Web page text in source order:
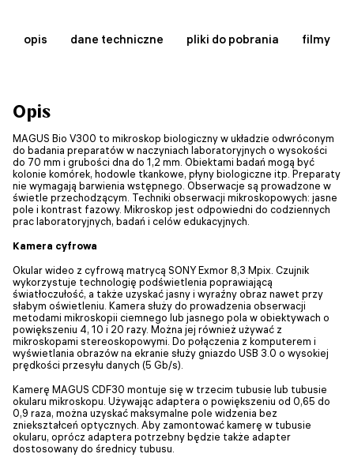
opis dane techniczne pliki do pobrania filmy
Opis
MAGUS Bio V300 to mikroskop biologiczny w układzie odwróconym
do badania preparatów w naczyniach laboratoryjnych o wysokości
do 70 mm i grubości dna do 1,2 mm. Obiektami badań mogą być
kolonie komórek, hodowle tkankowe, płyny biologiczne itp. Preparaty
nie wymagają barwienia wstępnego. Obserwacje są prowadzone w
świetle przechodzącym. Techniki obserwacji mikroskopowych: jasne
pole i kontrast fazowy. Mikroskop jest odpowiedni do codziennych
prac laboratoryjnych, badań i celów edukacyjnych.
Kamera cyfrowa
Okular wideo z cyfrową matrycą SONY Exmor 8,3 Mpix. Czujnik
wykorzystuje technologię podświetlenia poprawiającą
światłoczułość, a także uzyskać jasny i wyraźny obraz nawet przy
słabym oświetleniu. Kamera służy do prowadzenia obserwacji
metodami mikroskopii ciemnego lub jasnego pola w obiektywach o
powiększeniu 4, 10 i 20 razy. Można jej również używać z
mikroskopami stereoskopowymi. Do połączenia z komputerem i
wyświetlania obrazów na ekranie służy gniazdo USB 3.0 o wysokiej
prędkości przesyłu danych (5 Gb/s).
Kamerę MAGUS CDF30 montuje się w trzecim tubusie lub tubusie
okularu mikroskopu. Używając adaptera o powiększeniu od 0,65 do
0,9 raza, można uzyskać maksymalne pole widzenia bez
zniekształceń optycznych. Aby zamontować kamerę w tubusie
okularu, oprócz adaptera potrzebny będzie także adapter
dostosowany do średnicy tubusu.